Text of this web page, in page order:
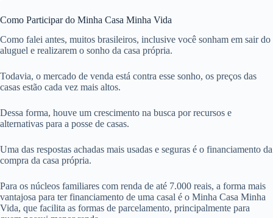
Como Participar do Minha Casa Minha Vida
Como falei antes, muitos brasileiros, inclusive você sonham em sair do
aluguel e realizarem o sonho da casa própria.
Todavia, o mercado de venda está contra esse sonho, os preços das
casas estão cada vez mais altos.
Dessa forma, houve um crescimento na busca por recursos e
alternativas para a posse de casas.
Uma das respostas achadas mais usadas e seguras é o financiamento da
compra da casa própria.
Para os núcleos familiares com renda de até 7.000 reais, a forma mais
vantajosa para ter financiamento de uma casal é o Minha Casa Minha
Vida, que facilita as formas de parcelamento, principalmente para